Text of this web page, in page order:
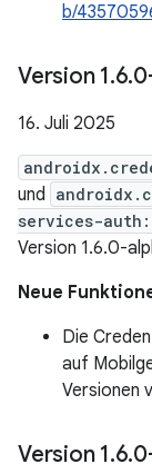
b/
Version 1.6.
16. Juli 2025
und
services-
Version 1.6.0-
Neue
Die
auf
Versionen
Version 1.6.